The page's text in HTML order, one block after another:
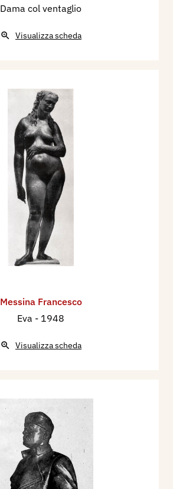
Dama col ventaglio
Visualizza scheda
Messina Francesco
Eva - 1948
Visualizza scheda